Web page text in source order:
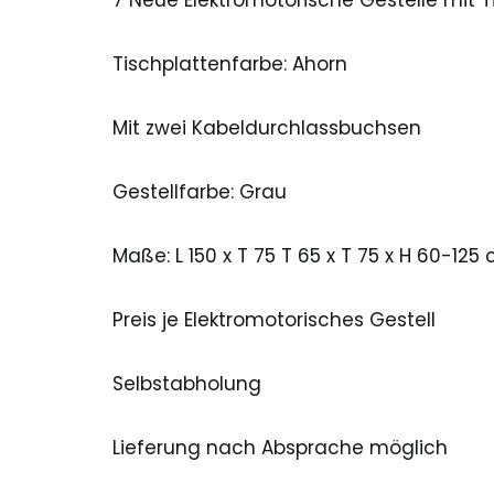
Tischplattenfarbe: Ahorn
Mit zwei Kabeldurchlassbuchsen
Gestellfarbe: Grau
Maße: L 150 x T 75 T 65 x T 75 x H 60-125
Preis je Elektromotorisches Gestell
Selbstabholung
Lieferung nach Absprache möglich